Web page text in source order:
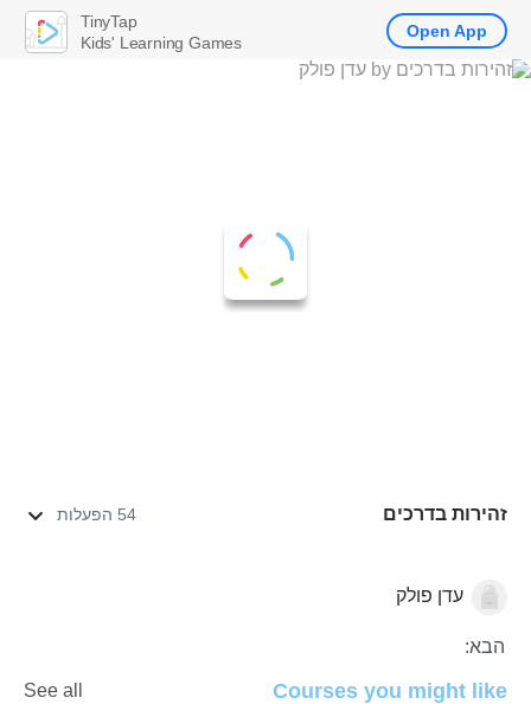
זהירות בדרכים 54 הפעלות
כישורי חיים
עדן פולק
הבא:
Courses you might like
See all
TinyTap
Kids' Learning Games
Open App